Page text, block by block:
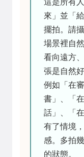
來」並「
擺拍。請
場景裡自
看向遠方
張是自然
例如「在
書」、「
話」、「
有了情境
感。多拍
的狀態。